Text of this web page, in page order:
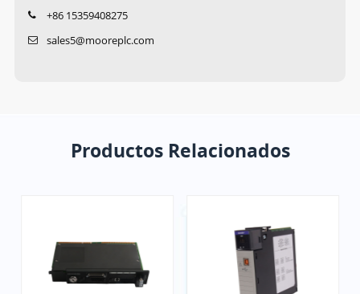
+86 15359408275
sales5@mooreplc.com
Productos Relacionados